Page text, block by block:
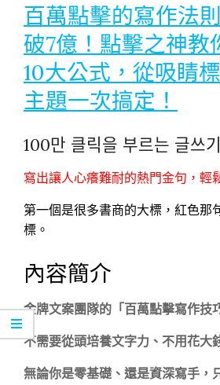
百萬點擊的寫作法
破7億！點擊之神教
10大公式，從吸睛
主題一次搞定！
100만 클릭을 부르는 글쓰기
寫出讓人心癢難耐的熱門金句，輕
第一個是很多書商的大標，紅色那
標。
內容簡介
金牌文案團隊的「百萬點擊寫作技
不需要從頭培養文字力、不用花大
無論你是零基礎、還是資深寫手，